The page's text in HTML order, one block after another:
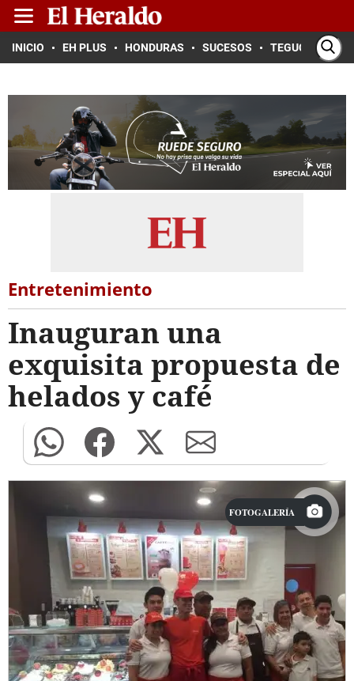
INICIO EH PLUS HONDURAS SUCESOS TEGUCIGALPA
Entretenimiento
Inauguran una
exquisita propuesta de
helados y café
FOTOGALERÍA